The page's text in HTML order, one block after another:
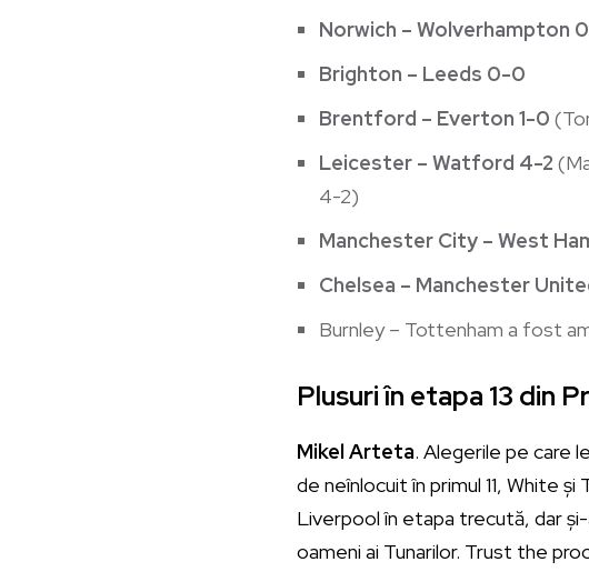
Norwich – Wolverhampton
Brighton – Leeds 0-0
Brentford – Everton 1-0
Leicester – Watford 4-2
4-2)
Manchester City – West
Chelsea – Manchester
Burnley – Tottenham a fost
Plusuri în etapa 13 din
Mikel Arteta. Alegerile pe care
de neînlocuit în primul 11, White
Liverpool în etapa trecută, dar
oameni ai Tunarilor. Trust the